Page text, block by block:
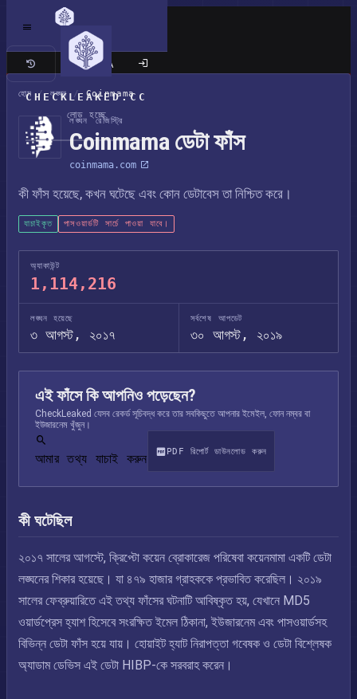
CHECKLEAKED.CC
লোড হচ্ছে
ক্লাসিক সাইট
হোম / লঙ্ঘন / Coinmama
লঙ্ঘন রেজিস্ট্রি
Coinmama ডেটা ফাঁস
coinmama.com
কী ফাঁস হয়েছে, কখন ঘটেছে এবং কোন ডেটাবেস তা নিশ্চিত করে।
যাচাইকৃত পাসওয়ার্ডটি সার্চে পাওয়া যাবে।
অ্যাকাউন্ট
1,114,216
লঙ্ঘন হয়েছে
৩ আগস্ট, ২০১৭
সর্বশেষ আপডেট
৩০ আগস্ট, ২০১৯
এই ফাঁসে কি আপনিও পড়েছেন?
CheckLeaked যেসব রেকর্ড সূচিবদ্ধ করে তার সবকিছুতে আপনার ইমেইল, ফোন নম্বর বা
ইউজারনেম খুঁজুন।
আমার তথ্য যাচাই করুন PDF রিপোর্ট ডাউনলোড করুন
কী ঘটেছিল
২০১৭ সালের আগস্টে, ক্রিপ্টো কয়েন ব্রোকারেজ পরিষেবা কয়েনমামা একটি ডেটা
লঙ্ঘনের শিকার হয়েছে। যা ৪৭৯ হাজার গ্রাহককে প্রভাবিত করেছিল। ২০১৯
সালের ফেব্রুয়ারিতে এই তথ্য ফাঁসের ঘটনাটি আবিষ্কৃত হয়, যেখানে MD5
ওয়ার্ডপ্রেস হ্যাশ হিসেবে সংরক্ষিত ইমেল ঠিকানা, ইউজারনেম এবং পাসওয়ার্ডসহ
বিভিন্ন ডেটা ফাঁস হয়ে যায়। হোয়াইট হ্যাট নিরাপত্তা গবেষক ও ডেটা বিশ্লেষক
অ্যাডাম ডেভিস এই ডেটা HIBP-কে সরবরাহ করেন।